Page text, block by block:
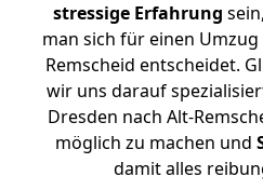
stressige Erfahrung
man sich für einen
Remscheid entscheidet.
wir uns darauf
Dresden nach Alt-
möglich zu machen und
damit alles